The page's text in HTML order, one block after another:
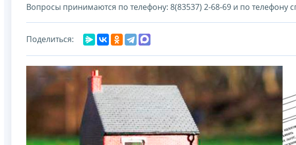
Вопросы принимаются по телефону: 8(83537) 2-68-69 и по телефону
Поделиться: